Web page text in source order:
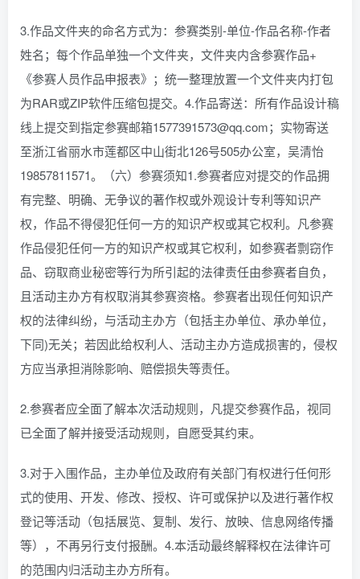
3.作品文件夹的命名方式为：参赛类别-单位-作品名称-作者
姓名；每个作品单独一个文件夹，文件夹内含参赛作品+
《参赛人员作品申报表》；统一整理放置一个文件夹内打包
为RAR或ZIP软件压缩包提交。4.作品寄送：所有作品设计稿
线上提交到指定参赛邮箱1577391573@qq.com；实物寄送
至浙江省丽水市莲都区中山街北126号505办公室，吴清怡
19857811571。（六）参赛须知1.参赛者应对提交的作品拥
有完整、明确、无争议的著作权或外观设计专利等知识产
权，作品不得侵犯任何一方的知识产权或其它权利。凡参赛
作品侵犯任何一方的知识产权或其它权利，如参赛者剽窃作
品、窃取商业秘密等行为所引起的法律责任由参赛者自负，
且活动主办方有权取消其参赛资格。参赛者出现任何知识产
权的法律纠纷，与活动主办方（包括主办单位、承办单位，
下同)无关；若因此给权利人、活动主办方造成损害的，侵权
方应当承担消除影响、赔偿损失等责任。
2.参赛者应全面了解本次活动规则，凡提交参赛作品，视同
已全面了解并接受活动规则，自愿受其约束。
3.对于入围作品，主办单位及政府有关部门有权进行任何形
式的使用、开发、修改、授权、许可或保护以及进行著作权
登记等活动（包括展览、复制、发行、放映、信息网络传播
等），不再另行支付报酬。4.本活动最终解释权在法律许可
的范围内归活动主办方所有。